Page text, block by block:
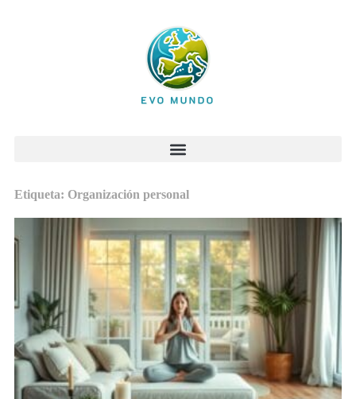
Etiqueta: Organización personal